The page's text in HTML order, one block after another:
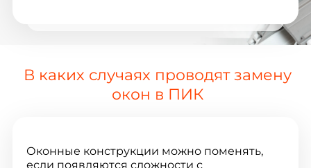
В каких случаях проводят замену
окон в ПИК
Оконные конструкции можно поменять,
если появляются сложности с